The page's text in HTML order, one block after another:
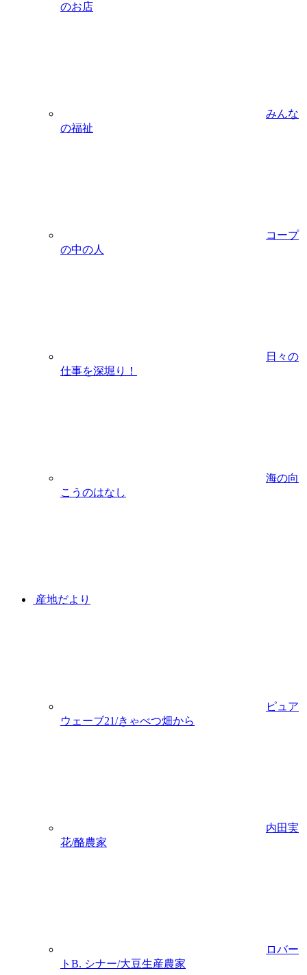
のお店
みんな
の福祉
コープ
の中の人
日々の
仕事を深堀り！
海の向
こうのはなし
産地だより
ピュア
ウェーブ21/きゃべつ畑から
内田実
花/酪農家
ロバー
トB. シナー/大豆生産農家